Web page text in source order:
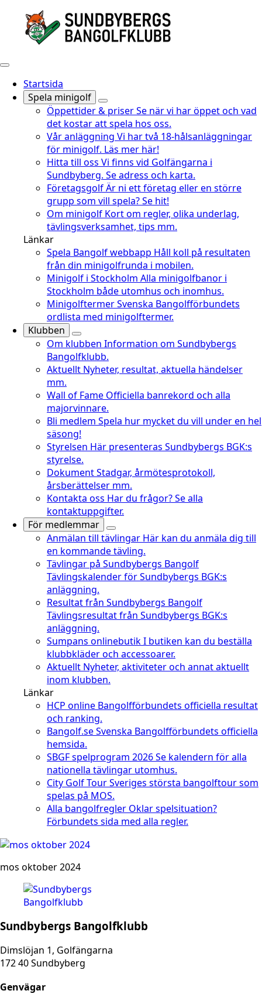
Startsida
Spela minigolf
Öppettider & priserSe när vi har öppet och vad
det kostar att spela hos oss.
Vår anläggning Vi har två 18-hålsanläggningar
för minigolf. Läs mer här!
Hitta till oss Vi finns vid Golfängarna i
Sundbyberg. Se adress och karta.
FöretagsgolfÄr ni ett företag eller en större
grupp som vill spela? Se hit!
Om minigolf Kort om regler, olika underlag,
tävlingsverksamhet, tips mm.
Länkar
Spela Bangolf webbapp Håll koll på resultaten
från din minigolfrunda i mobilen.
Minigolf i Stockholm Alla minigolfbanor i
Stockholm både utomhus och inomhus.
MinigolftermerSvenska Bangolfförbundets
ordlista med minigolftermer.
Klubben
Om klubben Information om Sundbybergs
Bangolfklubb.
Aktuellt Nyheter, resultat, aktuella händelser
mm.
Wall of Fame Officiella banrekord och alla
majorvinnare.
Bli medlem Spela hur mycket du vill under en hel
säsong!
Styrelsen Här presenteras Sundbybergs BGK:s
styrelse.
DokumentStadgar, årmötesprotokoll,
årsberättelser mm.
Kontakta oss Har du frågor? Se alla
kontaktuppgifter.
För medlemmar
Anmälan till tävlingar Här kan du anmäla dig till
en kommande tävling.
Tävlingar på Sundbybergs Bangolf
Tävlingskalender för Sundbybergs BGK:s
anläggning.
Resultat från Sundbybergs Bangolf
Tävlingsresultat från Sundbybergs BGK:s
anläggning.
Sumpans onlinebutikI butiken kan du beställa
klubbkläder och accessoarer.
Aktuellt Nyheter, aktiviteter och annat aktuellt
inom klubben.
Länkar
HCP online Bangolfförbundets officiella resultat
och ranking.
Bangolf.seSvenska Bangolfförbundets officiella
hemsida.
SBGF spelprogram 2026Se kalendern för alla
nationella tävlingar utomhus.
City Golf TourSveriges största bangolftour som
spelas på MOS.
Alla bangolfregler Oklar spelsituation?
Förbundets sida med alla regler.
mos oktober 2024
Sundbybergs Bangolfklubb
Dimslöjan 1, Golfängarna
172 40 Sundbyberg
Genvägar